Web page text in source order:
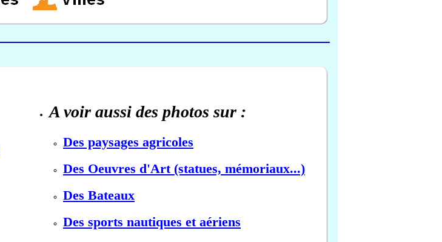
A voir aussi des photos sur :
Des paysages agricoles
Des Oeuvres d'Art (statues, mémoriaux...)
Des Bateaux
Des sports nautiques et aériens